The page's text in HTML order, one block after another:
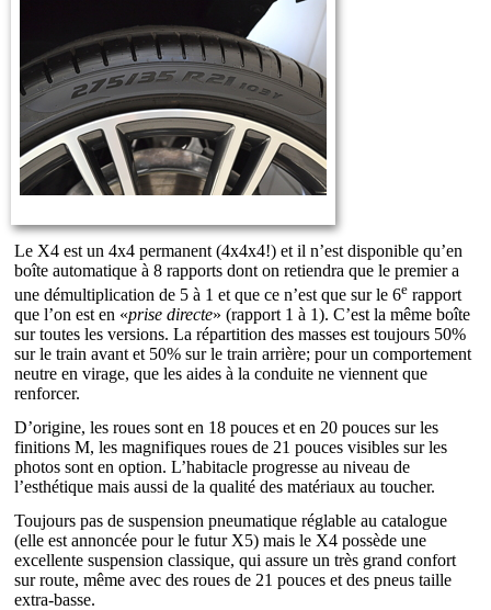
Le X4 est un 4x4 permanent (4x4x4!) et il n’est disponible qu’en
boîte automatique à 8 rapports dont on retiendra que le premier a
une démultiplication de 5 à 1 et que ce n’est que sur le 6e rapport
que l’on est en «prise directe» (rapport 1 à 1). C’est la même boîte
sur toutes les versions. La répartition des masses est toujours 50%
sur le train avant et 50% sur le train arrière; pour un comportement
neutre en virage, que les aides à la conduite ne viennent que
renforcer.
D’origine, les roues sont en 18 pouces et en 20 pouces sur les
finitions M, les magnifiques roues de 21 pouces visibles sur les
photos sont en option. L’habitacle progresse au niveau de
l’esthétique mais aussi de la qualité des matériaux au toucher.
Toujours pas de suspension pneumatique réglable au catalogue
(elle est annoncée pour le futur X5) mais le X4 possède une
excellente suspension classique, qui assure un très grand confort
sur route, même avec des roues de 21 pouces et des pneus taille
extra-basse.